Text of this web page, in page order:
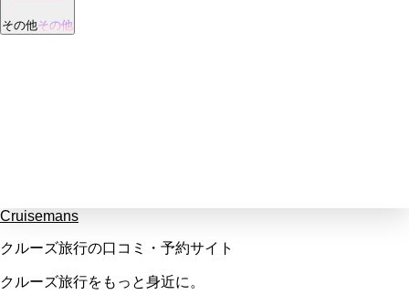
その他その他
Cruisemans
クルーズ旅行の口コミ・予約サイト
クルーズ旅行をもっと身近に。